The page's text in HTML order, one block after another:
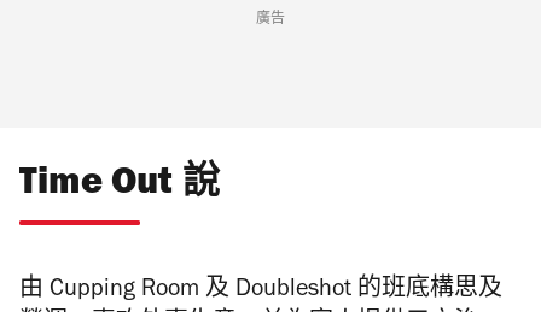
廣告
Time Out 說
由 Cupping Room 及 Doubleshot 的班底構思及